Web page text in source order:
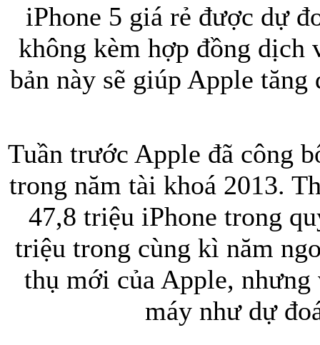
Bao da Samsung
Bao da
iPhone 5 giá rẻ được dự
không kèm hợp đồng dịch
bản này sẽ giúp Apple
Tuần trước Apple đã công
trong năm tài khoá 2013.
47,8 triệu iPhone trong
triệu trong cùng kì năm
thụ mới của Apple, nhưng
máy như dự